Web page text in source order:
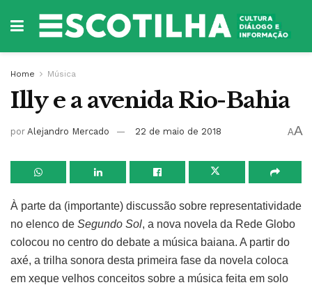
Home Música
Illy e a avenida Rio-Bahia
por Alejandro Mercado 22 de maio de 2018 AA
À parte da (importante) discussão sobre representatividade
no elenco de Segundo Sol, a nova novela da Rede Globo
colocou no centro do debate a música baiana. A partir do
axé, a trilha sonora desta primeira fase da novela coloca
em xeque velhos conceitos sobre a música feita em solo